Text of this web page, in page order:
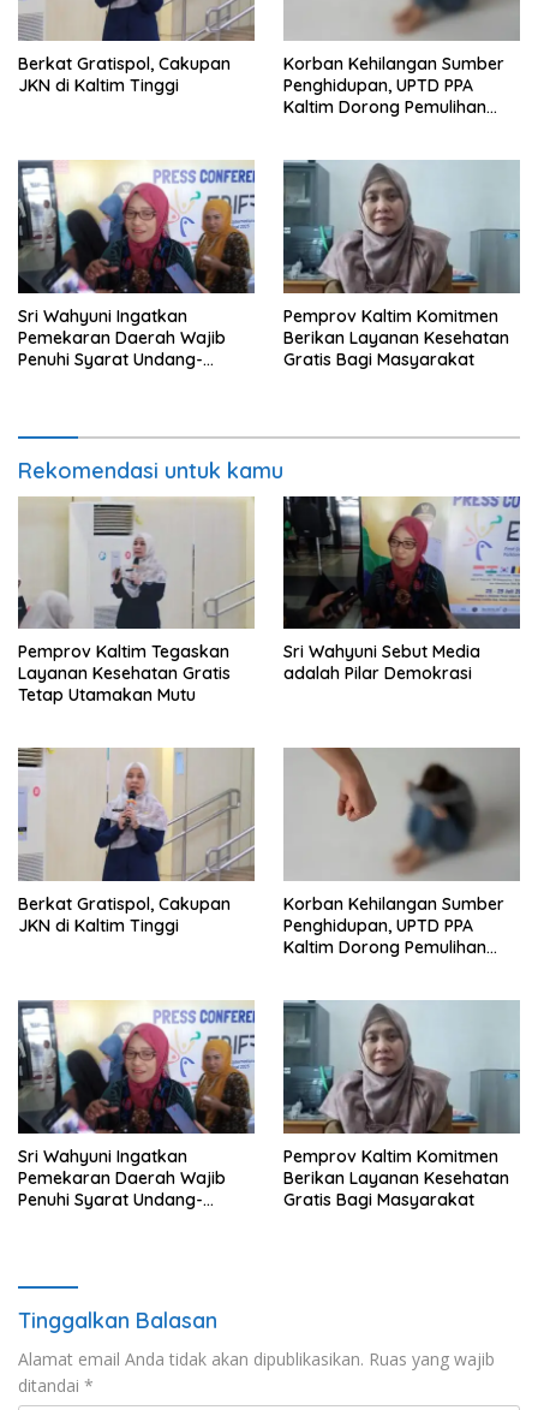
Berkat Gratispol, Cakupan
JKN di Kaltim Tinggi
Korban Kehilangan Sumber
Penghidupan, UPTD PPA
Kaltim Dorong Pemulihan
Sri Wahyuni Ingatkan
Pemekaran Daerah Wajib
Penuhi Syarat Undang-
Pemprov Kaltim Komitmen
Berikan Layanan Kesehatan
Gratis Bagi Masyarakat
Rekomendasi untuk kamu
Pemprov Kaltim Tegaskan
Layanan Kesehatan Gratis
Tetap Utamakan Mutu
Sri Wahyuni Sebut Media
adalah Pilar Demokrasi
Berkat Gratispol, Cakupan
JKN di Kaltim Tinggi
Korban Kehilangan Sumber
Penghidupan, UPTD PPA
Kaltim Dorong Pemulihan
Sri Wahyuni Ingatkan
Pemekaran Daerah Wajib
Penuhi Syarat Undang-
Pemprov Kaltim Komitmen
Berikan Layanan Kesehatan
Gratis Bagi Masyarakat
Tinggalkan Balasan
Alamat email Anda tidak akan dipublikasikan. Ruas yang wajib
ditandai *